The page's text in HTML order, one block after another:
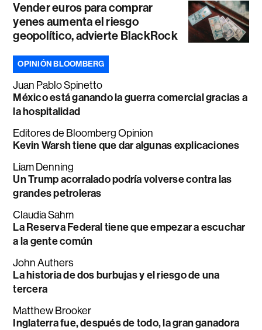
Vender euros para comprar
yenes aumenta el riesgo
geopolítico, advierte BlackRock
OPINIÓN BLOOMBERG
Juan Pablo Spinetto
México está ganando la guerra comercial gracias a
la hospitalidad
Editores de Bloomberg Opinion
Kevin Warsh tiene que dar algunas explicaciones
Liam Denning
Un Trump acorralado podría volverse contra las
grandes petroleras
Claudia Sahm
La Reserva Federal tiene que empezar a escuchar
a la gente común
John Authers
La historia de dos burbujas y el riesgo de una
tercera
Matthew Brooker
Inglaterra fue, después de todo, la gran ganadora